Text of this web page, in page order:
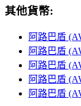
其他貨幣:
阿路巴盾
阿路巴盾
阿路巴盾
阿路巴盾
阿路巴盾